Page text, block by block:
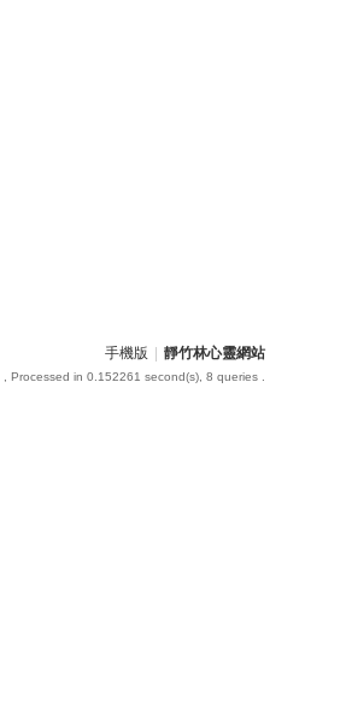
手機版 靜竹林心靈網站
, Processed in 0.152261 second(s), 8 queries .